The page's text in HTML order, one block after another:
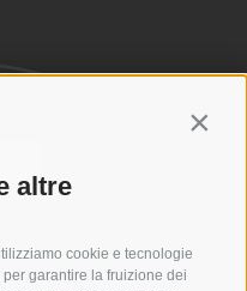
altre
cookie e tecnologie
garantire la fruizione dei